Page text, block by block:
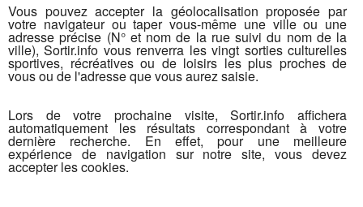
Vous pouvez accepter la géolocalisation proposée par
votre navigateur ou taper vous-même une ville ou une
adresse précise (N° et nom de la rue suivi du nom de la
ville), Sortir.info vous renverra les vingt sorties culturelles
sportives, récréatives ou de loisirs les plus proches de
vous ou de l'adresse que vous aurez saisie.
Lors de votre prochaine visite, Sortir.info affichera
automatiquement les résultats correspondant à votre
dernière recherche. En effet, pour une meilleure
expérience de navigation sur notre site, vous devez
accepter les cookies.